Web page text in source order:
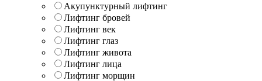
Акупунктурный лифтинг
Лифтинг бровей
Лифтинг век
Лифтинг глаз
Лифтинг живота
Лифтинг лица
Лифтинг морщин